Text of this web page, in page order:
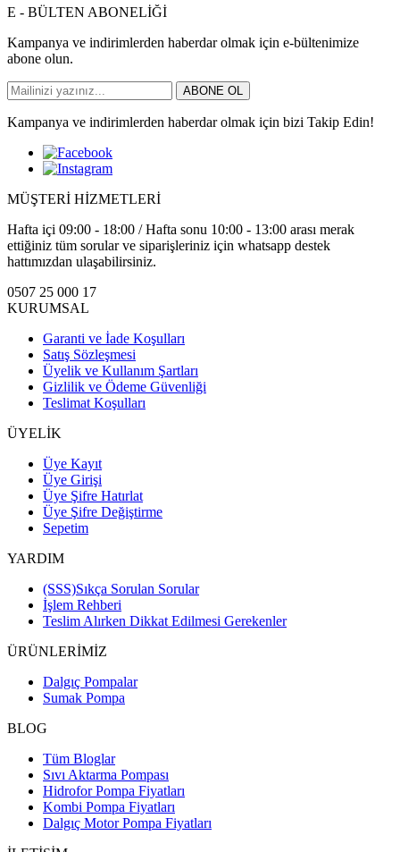
E - BÜLTEN ABONELİĞİ
Kampanya ve indirimlerden haberdar olmak için e-bültenimize
abone olun.
ABONE OL
Kampanya ve indirimlerden haberdar olmak için bizi Takip Edin!
MÜŞTERİ HİZMETLERİ
Hafta içi 09:00 - 18:00 / Hafta sonu 10:00 - 13:00 arası merak
ettiğiniz tüm sorular ve siparişleriniz için whatsapp destek
hattımızdan ulaşabilirsiniz.
0507 25 000 17
KURUMSAL
Garanti ve İade Koşulları
Satış Sözleşmesi
Üyelik ve Kullanım Şartları
Gizlilik ve Ödeme Güvenliği
Teslimat Koşulları
ÜYELİK
Üye Kayıt
Üye Girişi
Üye Şifre Hatırlat
Üye Şifre Değiştirme
Sepetim
YARDIM
(SSS)Sıkça Sorulan Sorular
İşlem Rehberi
Teslim Alırken Dikkat Edilmesi Gerekenler
ÜRÜNLERİMİZ
Dalgıç Pompalar
Sumak Pompa
BLOG
Tüm Bloglar
Sıvı Aktarma Pompası
Hidrofor Pompa Fiyatları
Kombi Pompa Fiyatları
Dalgıç Motor Pompa Fiyatları